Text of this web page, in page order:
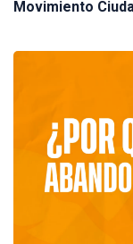
Movimiento